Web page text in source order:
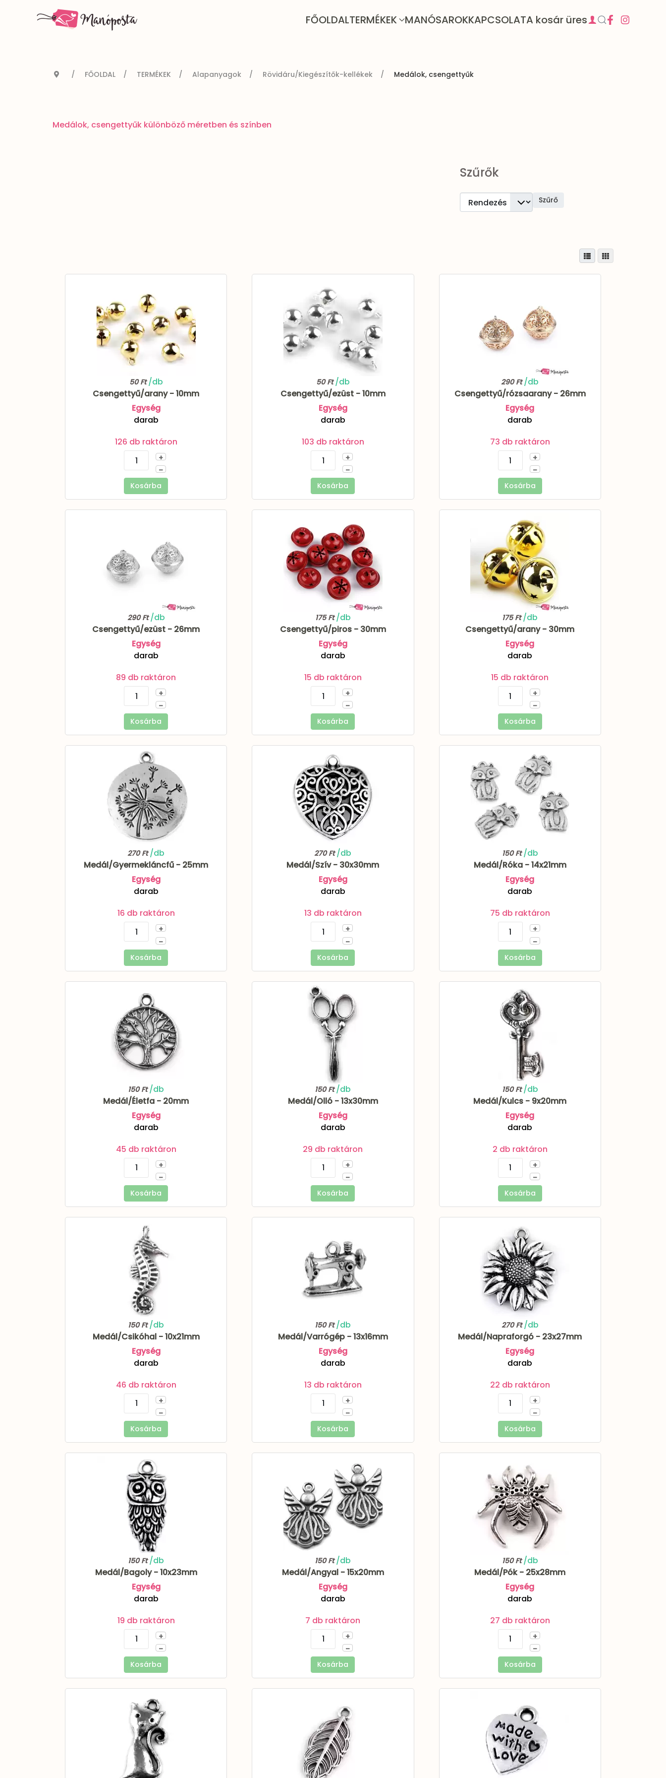
FŐOLDALTERMÉKEK MANÓSAROKKAPCSOLATA kosár üres
FŐOLDAL TERMÉKEK Alapanyagok Rövidáru/Kiegészítők-kellékek Medálok, csengettyűk
Medálok, csengettyűk különböző méretben és színben
Szűrők
50 Ft/db
Csengettyű/arany - 10mm
Egység
darab
126 db raktáron
+
–
Kosárba
50 Ft/db
Csengettyű/ezüst - 10mm
Egység
darab
103 db raktáron
+
–
Kosárba
290 Ft/db
Csengettyű/rózsaarany - 26mm
Egység
darab
73 db raktáron
+
–
Kosárba
290 Ft/db
Csengettyű/ezüst - 26mm
Egység
darab
89 db raktáron
+
–
Kosárba
175 Ft/db
Csengettyű/piros - 30mm
Egység
darab
15 db raktáron
+
–
Kosárba
175 Ft/db
Csengettyű/arany - 30mm
Egység
darab
15 db raktáron
+
–
Kosárba
270 Ft/db
Medál/Gyermekláncfű - 25mm
Egység
darab
16 db raktáron
+
–
Kosárba
270 Ft/db
Medál/Szív - 30x30mm
Egység
darab
13 db raktáron
+
–
Kosárba
150 Ft/db
Medál/Róka - 14x21mm
Egység
darab
75 db raktáron
+
–
Kosárba
150 Ft/db
Medál/Életfa - 20mm
Egység
darab
45 db raktáron
+
–
Kosárba
150 Ft/db
Medál/Olló - 13x30mm
Egység
darab
29 db raktáron
+
–
Kosárba
150 Ft/db
Medál/Kulcs - 9x20mm
Egység
darab
2 db raktáron
+
–
Kosárba
150 Ft/db
Medál/Csikóhal - 10x21mm
Egység
darab
46 db raktáron
+
–
Kosárba
150 Ft/db
Medál/Varrógép - 13x16mm
Egység
darab
13 db raktáron
+
–
Kosárba
270 Ft/db
Medál/Napraforgó - 23x27mm
Egység
darab
22 db raktáron
+
–
Kosárba
150 Ft/db
Medál/Bagoly - 10x23mm
Egység
darab
19 db raktáron
+
–
Kosárba
150 Ft/db
Medál/Angyal - 15x20mm
Egység
darab
7 db raktáron
+
–
Kosárba
150 Ft/db
Medál/Pók - 25x28mm
Egység
darab
27 db raktáron
+
–
Kosárba